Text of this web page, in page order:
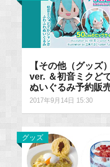
【その他（グッズ
ver. ＆初音ミクど
ぬいぐるみ予約販
2017年9月14日 15:30
グッズ